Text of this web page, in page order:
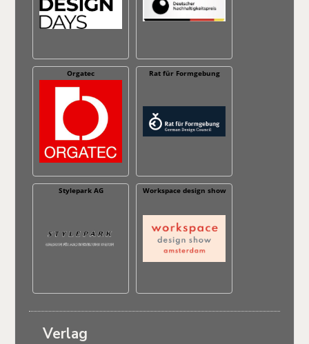
Orgatec Rat für Formgebung
Stylepark AG Workspace design show
Verlag